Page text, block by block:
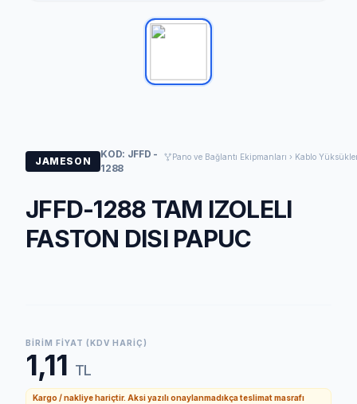
JAMESON
KOD: JFFD -
1288
Pano ve Bağlantı Ekipmanları › Kablo
JFFD-1288 TAM IZOLELI
FASTON DISI PAPUC
BIRIM FIYAT (KDV HARIÇ)
1,11 TL
Kargo / nakliye hariçtir. Aksi yazılı onaylanmadıkça teslimat masrafı